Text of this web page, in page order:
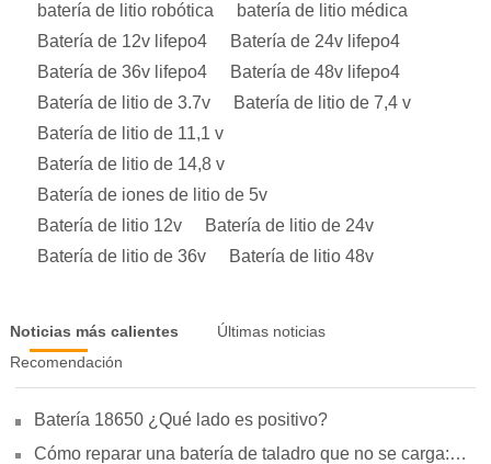
batería de litio robótica
batería de litio médica
Batería de 12v lifepo4
Batería de 24v lifepo4
Batería de 36v lifepo4
Batería de 48v lifepo4
Batería de litio de 3.7v
Batería de litio de 7,4 v
Batería de litio de 11,1 v
Batería de litio de 14,8 v
Batería de iones de litio de 5v
Batería de litio 12v
Batería de litio de 24v
Batería de litio de 36v
Batería de litio 48v
Noticias más calientes
Últimas noticias
Recomendación
Batería 18650 ¿Qué lado es positivo?
Cómo reparar una batería de taladro que no se carga: